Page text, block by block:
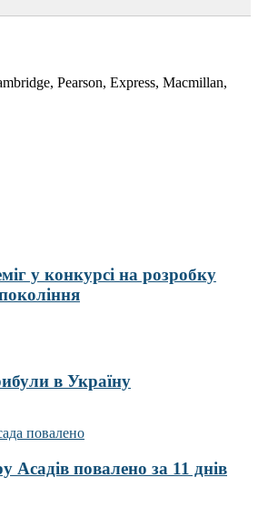
Pearson, Express, Macmillan,
у конкурсі на розробку
в Україну
Асадів повалено за 11 днів